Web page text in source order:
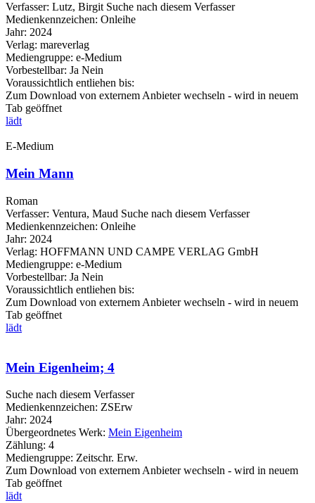
Verfasser: Lutz, Birgit Suche nach diesem Verfasser
Medienkennzeichen: Onleihe
Jahr: 2024
Verlag: mareverlag
Mediengruppe: e-Medium
Vorbestellbar: Ja Nein
Voraussichtlich entliehen bis:
Zum Download von externem Anbieter wechseln - wird in neuem
Tab geöffnet
lädt
E-Medium
Mein Mann
Roman
Verfasser: Ventura, Maud Suche nach diesem Verfasser
Medienkennzeichen: Onleihe
Jahr: 2024
Verlag: HOFFMANN UND CAMPE VERLAG GmbH
Mediengruppe: e-Medium
Vorbestellbar: Ja Nein
Voraussichtlich entliehen bis:
Zum Download von externem Anbieter wechseln - wird in neuem
Tab geöffnet
lädt
Mein Eigenheim; 4
Suche nach diesem Verfasser
Medienkennzeichen: ZSErw
Jahr: 2024
Übergeordnetes Werk: Mein Eigenheim
Zählung: 4
Mediengruppe: Zeitschr. Erw.
Zum Download von externem Anbieter wechseln - wird in neuem
Tab geöffnet
lädt